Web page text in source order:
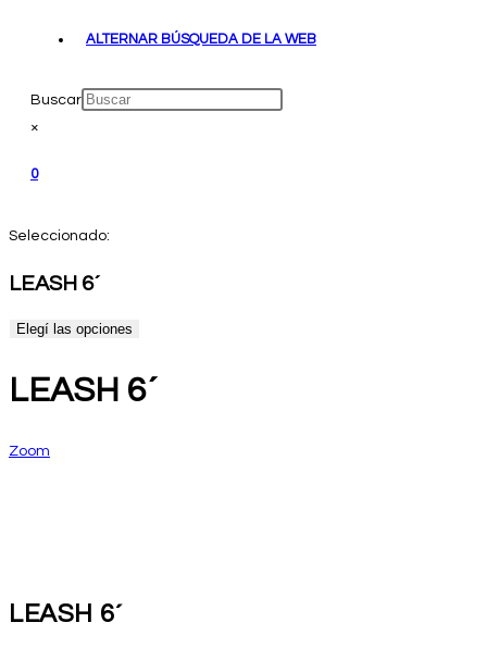
ALTERNAR BÚSQUEDA DE LA WEB
Buscar
×
0
Seleccionado:
LEASH 6´
Elegí las opciones
LEASH 6´
Zoom
LEASH 6´